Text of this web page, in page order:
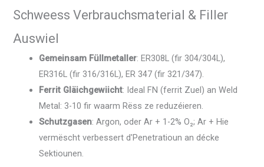
Schweess Verbrauchsmaterial & Filler
Auswiel
Gemeinsam Füllmetaller: ER308L (fir 304/304L),
ER316L (fir 316/316L), ER 347 (fir 321/347).
Ferrit Gläichgewiicht: Ideal FN (ferrit Zuel) an Weld
Metal: 3-10 fir waarm Rëss ze reduzéieren.
Schutzgasen: Argon, oder Ar + 1-2% O₂; Ar + Hie
vermëscht verbessert d'Penetratioun an décke
Sektiounen.